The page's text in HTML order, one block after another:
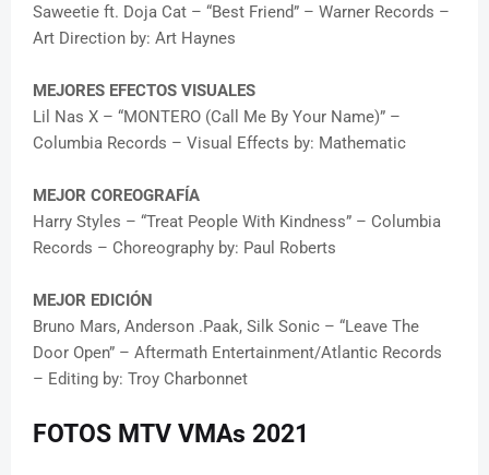
Saweetie ft. Doja Cat – “Best Friend” – Warner Records –
Art Direction by: Art Haynes
MEJORES EFECTOS VISUALES
Lil Nas X – “MONTERO (Call Me By Your Name)” –
Columbia Records – Visual Effects by: Mathematic
MEJOR COREOGRAFÍA
Harry Styles – “Treat People With Kindness” – Columbia
Records – Choreography by: Paul Roberts
MEJOR EDICIÓN
Bruno Mars, Anderson .Paak, Silk Sonic – “Leave The
Door Open” – Aftermath Entertainment/Atlantic Records
– Editing by: Troy Charbonnet
FOTOS MTV VMAs 2021